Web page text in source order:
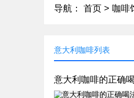
导航： 首页 > 咖啡
意大利咖啡列表
意大利咖啡的正确